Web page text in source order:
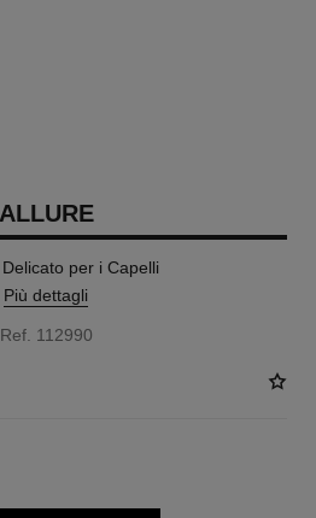
ALLURE
per i Capelli
Più dettagli
Ref. 112990